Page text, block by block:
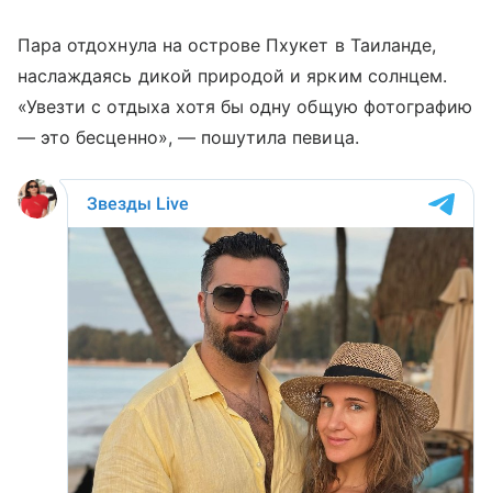
Пара отдохнула на острове Пхукет в Таиланде,
наслаждаясь дикой природой и ярким солнцем.
«Увезти с отдыха хотя бы одну общую фотографию
— это бесценно», — пошутила певица.